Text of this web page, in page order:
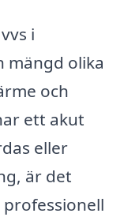
i
mängd olika
och
ett akut
eller
är det